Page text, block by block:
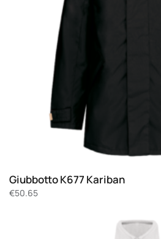
Giubbotto K677 Kariban
€50.65